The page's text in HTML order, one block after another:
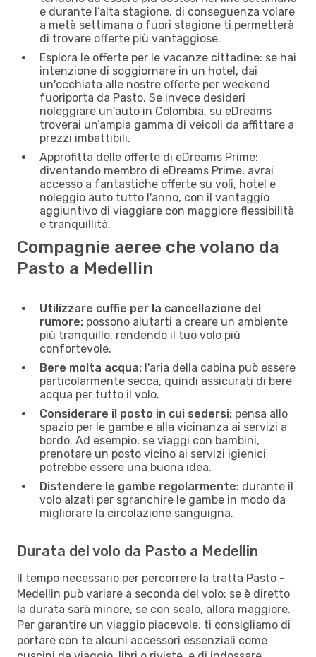
e durante l’alta stagione, di conseguenza volare
a metà settimana o fuori stagione ti permetterà
di trovare offerte più vantaggiose.
Esplora le offerte per le vacanze cittadine: se hai
intenzione di soggiornare in un hotel, dai
un'occhiata alle nostre offerte per weekend
fuoriporta da Pasto. Se invece desideri
noleggiare un'auto in Colombia, su eDreams
troverai un’ampia gamma di veicoli da affittare a
prezzi imbattibili.
Approfitta delle offerte di eDreams Prime:
diventando membro di eDreams Prime, avrai
accesso a fantastiche offerte su voli, hotel e
noleggio auto tutto l'anno, con il vantaggio
aggiuntivo di viaggiare con maggiore flessibilità
e tranquillità.
Compagnie aeree che volano da
Pasto a Medellin
Utilizzare cuffie per la cancellazione del
rumore: possono aiutarti a creare un ambiente
più tranquillo, rendendo il tuo volo più
confortevole.
Bere molta acqua: l'aria della cabina può essere
particolarmente secca, quindi assicurati di bere
acqua per tutto il volo.
Considerare il posto in cui sedersi: pensa allo
spazio per le gambe e alla vicinanza ai servizi a
bordo. Ad esempio, se viaggi con bambini,
prenotare un posto vicino ai servizi igienici
potrebbe essere una buona idea.
Distendere le gambe regolarmente: durante il
volo alzati per sgranchire le gambe in modo da
migliorare la circolazione sanguigna.
Durata del volo da Pasto a Medellin
Il tempo necessario per percorrere la tratta Pasto -
Medellin può variare a seconda del volo: se è diretto
la durata sarà minore, se con scalo, allora maggiore.
Per garantire un viaggio piacevole, ti consigliamo di
portare con te alcuni accessori essenziali come